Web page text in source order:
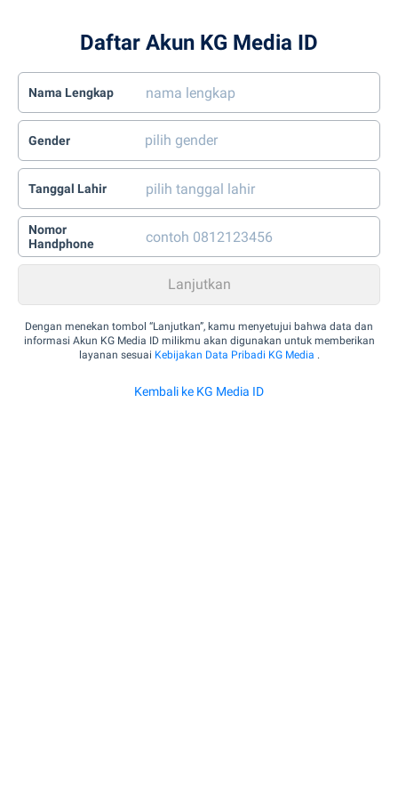
Daftar Akun KG Media ID
Nama Lengkap
Gender
Tanggal Lahir
Nomor
Handphone
Dengan menekan tombol “Lanjutkan”, kamu menyetujui bahwa data dan
informasi Akun KG Media ID milikmu akan digunakan untuk memberikan
layanan sesuai Kebijakan Data Pribadi KG Media .
Kembali ke KG Media ID